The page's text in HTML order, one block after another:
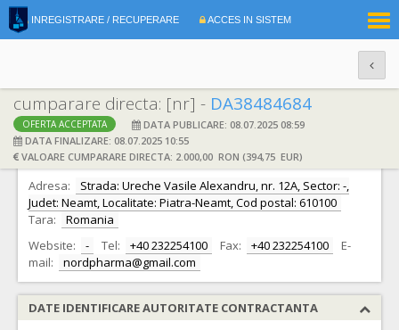
INREGISTRARE / RECUPERARE ACCES IN SISTEM
cumparare directa: [nr] - DA38484684
OFERTA ACCEPTATA
DATA PUBLICARE: 08.07.2025 08:59
DATA FINALIZARE: 08.07.2025 10:55
VALOARE CUMPARARE DIRECTA: 2.000,00 RON (394,75 EUR)
DATE IDENTIFICARE OFERTANT
Ofertant: S.C. NORD PHARMA S.R.L. S.R.L. CIF: 14477809
Adresa:
Strada: Ureche Vasile Alexandru, nr. 12A, Sector: -,
Judet: Neamt, Localitate: Piatra-Neamt, Cod postal: 610100
Tara:
Romania
Website:
- Tel: +40 232254100 Fax: +40 232254100
E-
mail:
nordpharma@gmail.com
DATE IDENTIFICARE AUTORITATE CONTRACTANTA